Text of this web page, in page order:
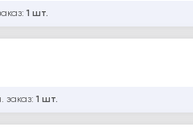
1 шт.
заказ: 1 шт.